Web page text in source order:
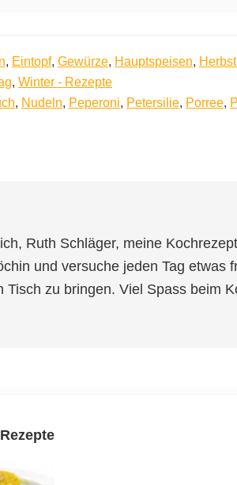
, Eintopf, Gewürze, Hauptspeisen,
, Winter - Rezepte
, Nudeln, Peperoni, Petersilie, Porree,
Ruth Schläger, meine
und versuche jeden Tag etwas
Tisch zu bringen. Viel Spass beim